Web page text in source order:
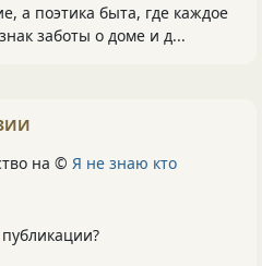
а поэтика быта, где каждое
заботы о доме и д...
на © Я не знаю кто